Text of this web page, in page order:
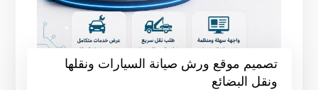
تصميم موقع ورش صيانة السيارات ونقلها
ونقل البضائع